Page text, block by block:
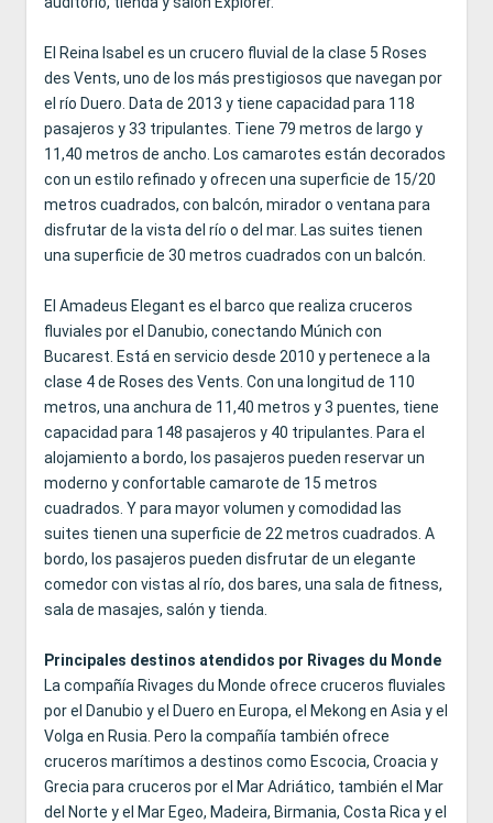
El Reina Isabel es un crucero fluvial de la clase 5 Roses
des Vents, uno de los más prestigiosos que navegan por
el río Duero. Data de 2013 y tiene capacidad para 118
pasajeros y 33 tripulantes. Tiene 79 metros de largo y
11,40 metros de ancho. Los camarotes están decorados
con un estilo refinado y ofrecen una superficie de 15/20
metros cuadrados, con balcón, mirador o ventana para
disfrutar de la vista del río o del mar. Las suites tienen
una superficie de 30 metros cuadrados con un balcón.
El Amadeus Elegant es el barco que realiza cruceros
fluviales por el Danubio, conectando Múnich con
Bucarest. Está en servicio desde 2010 y pertenece a la
clase 4 de Roses des Vents. Con una longitud de 110
metros, una anchura de 11,40 metros y 3 puentes, tiene
capacidad para 148 pasajeros y 40 tripulantes. Para el
alojamiento a bordo, los pasajeros pueden reservar un
moderno y confortable camarote de 15 metros
cuadrados. Y para mayor volumen y comodidad las
suites tienen una superficie de 22 metros cuadrados. A
bordo, los pasajeros pueden disfrutar de un elegante
comedor con vistas al río, dos bares, una sala de fitness,
sala de masajes, salón y tienda.
Principales destinos atendidos por Rivages du Monde
La compañía Rivages du Monde ofrece cruceros fluviales
por el Danubio y el Duero en Europa, el Mekong en Asia y el
Volga en Rusia. Pero la compañía también ofrece
cruceros marítimos a destinos como Escocia, Croacia y
Grecia para cruceros por el Mar Adriático, también el Mar
del Norte y el Mar Egeo, Madeira, Birmania, Costa Rica y el